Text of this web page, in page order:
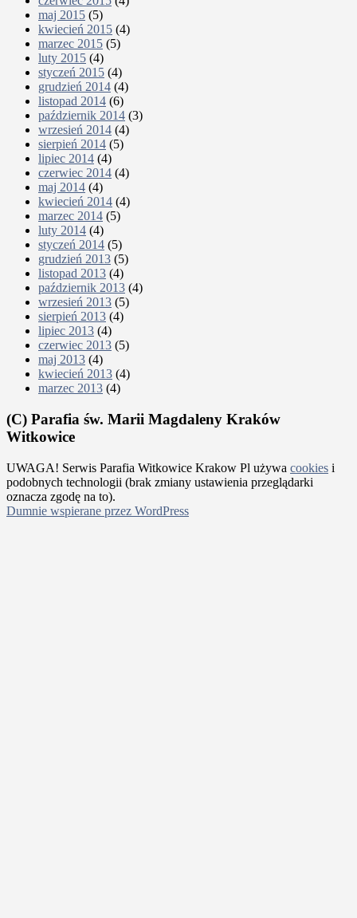
maj 2015 (5)
kwiecień 2015 (4)
marzec 2015 (5)
luty 2015 (4)
styczeń 2015 (4)
grudzień 2014 (4)
listopad 2014 (6)
październik 2014 (3)
wrzesień 2014 (4)
sierpień 2014 (5)
lipiec 2014 (4)
czerwiec 2014 (4)
maj 2014 (4)
kwiecień 2014 (4)
marzec 2014 (5)
luty 2014 (4)
styczeń 2014 (5)
grudzień 2013 (5)
listopad 2013 (4)
październik 2013 (4)
wrzesień 2013 (5)
sierpień 2013 (4)
lipiec 2013 (4)
czerwiec 2013 (5)
maj 2013 (4)
kwiecień 2013 (4)
marzec 2013 (4)
(C) Parafia św. Marii Magdaleny Kraków
Witkowice
UWAGA! Serwis Parafia Witkowice Krakow Pl używa cookies i
podobnych technologii (brak zmiany ustawienia przeglądarki
oznacza zgodę na to).
Dumnie wspierane przez WordPress